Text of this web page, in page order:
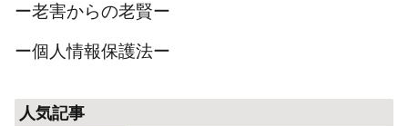
ー老害からの老賢ー
ー個人情報保護法ー
人気記事